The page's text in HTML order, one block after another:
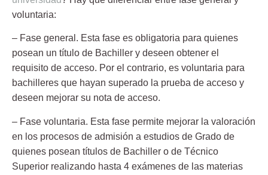
voluntaria:
– Fase general. Esta fase es obligatoria para quienes
posean un título de Bachiller y deseen obtener el
requisito de acceso. Por el contrario, es voluntaria para
bachilleres que hayan superado la prueba de acceso y
deseen mejorar su nota de acceso.
– Fase voluntaria. Esta fase permite mejorar la valoración
en los procesos de admisión a estudios de Grado de
quienes posean títulos de Bachiller o de Técnico
Superior realizando hasta 4 exámenes de las materias